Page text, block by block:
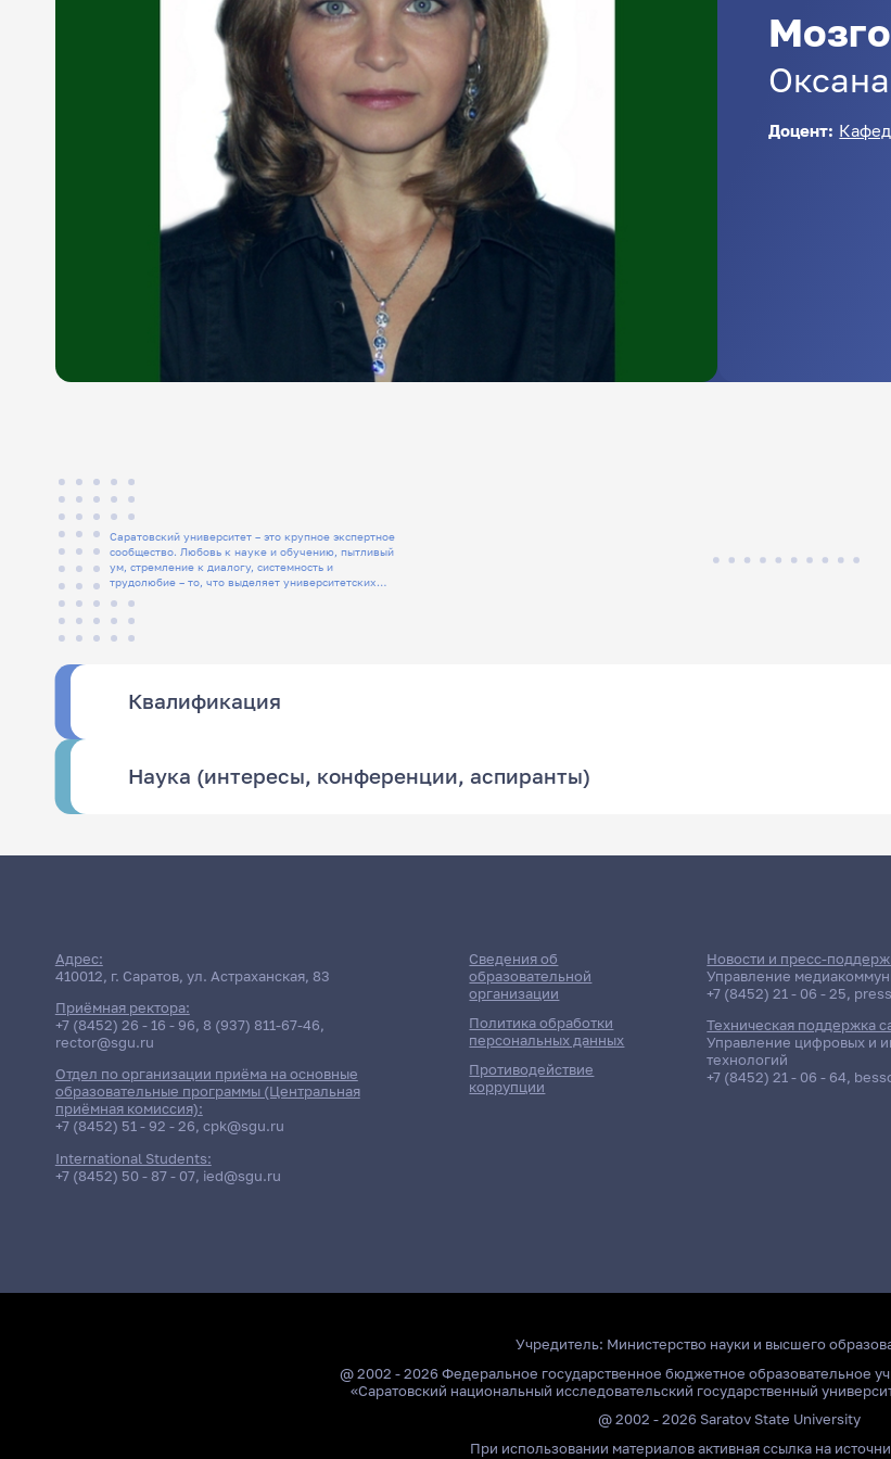
Оксана
Доцент:
Саратовский университет – это крупное экспертное
сообщество. Любовь к науке и обучению, пытливый
ум, стремление к диалогу, системность и
трудолюбие – то, что выделяет университетских
Квалификация
Наука (интересы, конференции, аспиранты)
Адрес:
410012, г. Саратов, ул. Астраханская, 83
Приёмная ректора:
+7 (8452) 26 - 16 - 96, 8 (937) 811-67-46,
rector@sgu.ru
Отдел по организации приёма на основные
образовательные программы (Центральная
приёмная комиссия):
+7 (8452) 51 - 92 - 26, cpk@sgu.ru
International Students:
+7 (8452) 50 - 87 - 07, ied@sgu.ru
Сведения об
образовательной
организации
Политика обработки
персональных данных
Противодействие
коррупции
Новости и пресс-
Управление
+7 (8452) 21 - 06 - 25,
Техническая поддержка
Управление цифровых и
технологий
+7 (8452) 21 - 06 - 64,
Учредитель: Министерство науки и высшего
@ 2002 - 2026 Федеральное государственное бюджетное образовательное
«Саратовский национальный исследовательский государственный
@ 2002 - 2026 Saratov State University
При использовании материалов активная ссылка на